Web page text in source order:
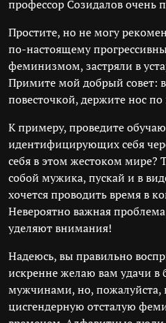
профессор Созидалов очень
Простите, но не могу
по-настоящему
феминизмом, застряли в
Примите мой добрый совет:
повесточкой, держите нос по
К примеру, проведите
идентифицирующих себя
себя в этом жестоком мире?
собой мужика, пускай и в
хочется проводить время в
Невероятно важная
уделяют внимания!
Надеюсь, вы правильно
искренне желаю вам удачи в
мужчинами, но, пожалуйста,
цисгендерную отсталую